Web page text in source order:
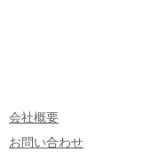
会社概要
​お問い合わせ